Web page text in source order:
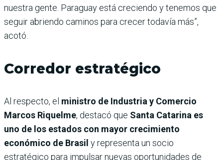
nuestra gente. Paraguay está creciendo y tenemos que
seguir abriendo caminos para crecer todavía más”,
acotó.
Corredor estratégico
Al respecto, el ministro de Industria y Comercio
Marcos Riquelme, destacó que Santa Catarina es
uno de los estados con mayor crecimiento
económico de Brasil y representa un socio
estratégico para impulsar nuevas oportunidades de